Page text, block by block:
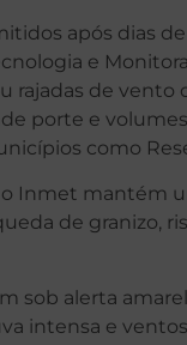
após dias
e
rajadas de
porte e
como
Inmet mantém
de granizo,
sob alerta
intensa e